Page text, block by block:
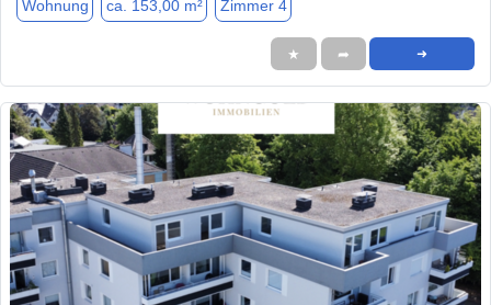
Wohnung ca. 153,00 m² Zimmer 4
★ ➦ ➜